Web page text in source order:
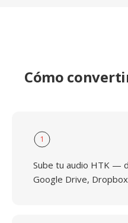
Cómo
1
Sube tu audio HTK —
Google Drive,